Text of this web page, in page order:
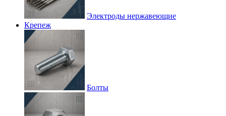
Электроды нержавеющие
Крепеж
Болты